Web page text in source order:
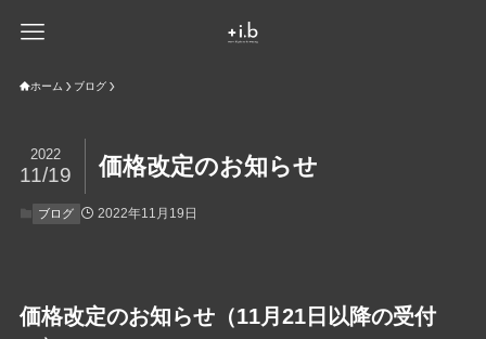
ホーム ブログ
価格改定のお知らせ
2022
11/19
ブログ 2022年11月19日
価格改定のお知らせ（11月21日以降の受付